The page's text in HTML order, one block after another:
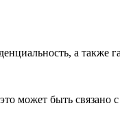
а также
может быть связано